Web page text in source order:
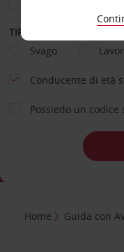
TIPOLOGIA DI NOLEGGIO
Svago
Conducente di età
Possiedo un codice
Home Guida con